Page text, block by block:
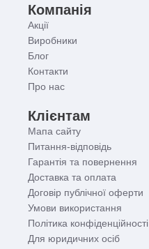
Компанія
Акції
Виробники
Блог
Контакти
Про нас
Клієнтам
Мапа сайту
Питання-відповідь
Гарантія та повернення
Доставка та оплата
Договір публічної оферти
Умови використання
Політика конфіденційності
Для юридичних осіб